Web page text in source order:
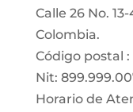
Calle 26 No.
Colombia.
Código postal :
Nit:
Horario de